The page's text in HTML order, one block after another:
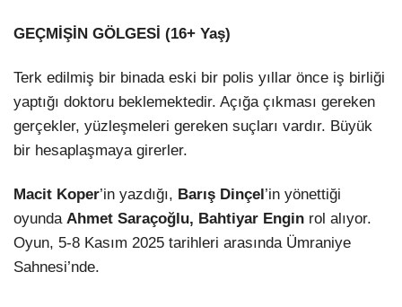
GEÇMİŞİN GÖLGESİ (16+ Yaş)
Terk edilmiş bir binada eski bir polis yıllar önce iş birliği
yaptığı doktoru beklemektedir. Açığa çıkması gereken
gerçekler, yüzleşmeleri gereken suçları vardır. Büyük
bir hesaplaşmaya girerler.
Macit Koper’in yazdığı, Barış Dinçel ’in yönettiği
oyunda Ahmet Saraçoğlu, Bahtiyar Engin rol alıyor.
Oyun, 5-8 Kasım 2025 tarihleri arasında Ümraniye
Sahnesi’nde.